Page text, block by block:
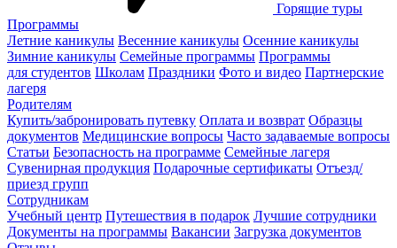
Горящие туры
Программы
Летние каникулы Весенние каникулы Осенние каникулы
Зимние каникулы Семейные программы Программы
для студентов Школам Праздники Фото и видео Партнерские
лагеря
Родителям
Купить/забронировать путевку Оплата и возврат Образцы
документов Медицинские вопросы Часто задаваемые вопросы
Статьи Безопасность на программе Семейные лагеря
Сувенирная продукция Подарочные сертификаты Отъезд/
приезд групп
Сотрудникам
Учебный центр Путешествия в подарок Лучшие сотрудники
Документы на программы Вакансии Загрузка документов